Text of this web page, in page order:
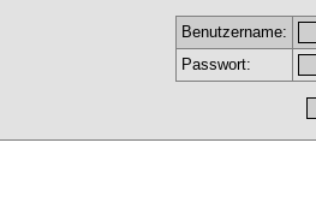
Benutzername:
Passwort: